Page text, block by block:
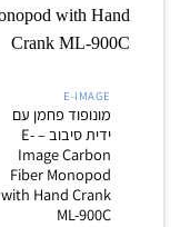
E-IMAGE
מונופוד פחמן עם
ידית סיבוב – E-
Image Carbon
Fiber Monopod
with Hand Crank
ML-900C